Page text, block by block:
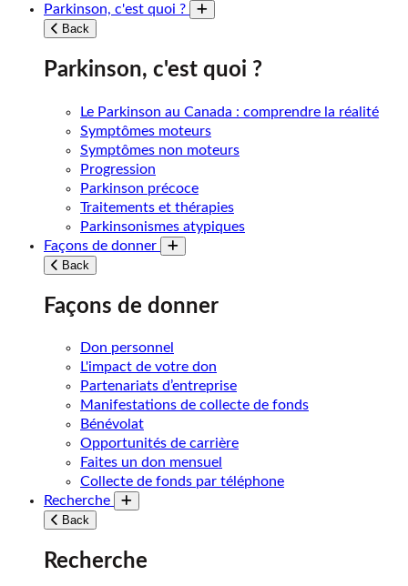
Parkinson, c'est quoi ?
Toggle submenu
Back
Parkinson, c'est quoi ?
Le Parkinson au Canada : comprendre la réalité
Symptômes moteurs
Symptômes non moteurs
Progression
Parkinson précoce
Traitements et thérapies
Parkinsonismes atypiques
Façons de donner
Toggle submenu
Back
Façons de donner
Don personnel
L'impact de votre don
Partenariats d’entreprise
Manifestations de collecte de fonds
Bénévolat
Opportunités de carrière
Faites un don mensuel
Collecte de fonds par téléphone
Recherche
Toggle submenu
Back
Recherche